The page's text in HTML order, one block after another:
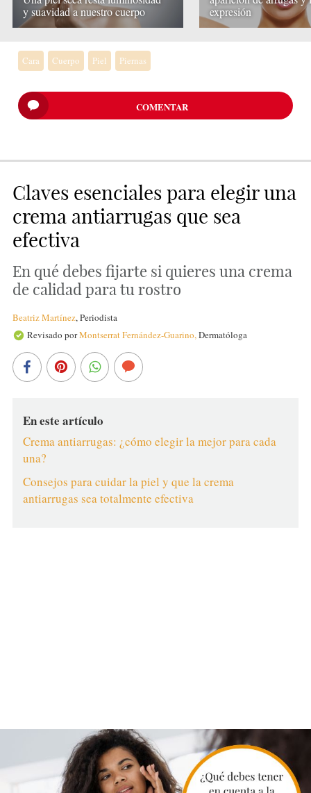
y suavidad a nuestro cuerpo
expresión
Cara Cuerpo Piel Piernas
COMENTAR
Claves esenciales para elegir una
crema antiarrugas que sea
efectiva
En qué debes fijarte si quieres una crema
de calidad para tu rostro
Beatriz Martínez,Periodista
Revisado porMontserrat Fernández-Guarino,Dermatóloga
En este artículo
Crema antiarrugas: ¿cómo elegir la mejor para cada
una?
Consejos para cuidar la piel y que la crema
antiarrugas sea totalmente efectiva